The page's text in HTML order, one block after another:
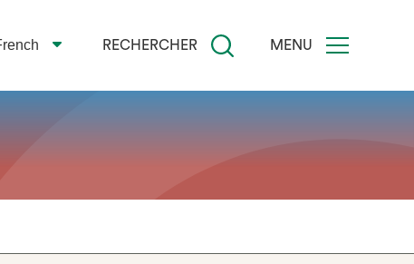
RECHERCHER MENU